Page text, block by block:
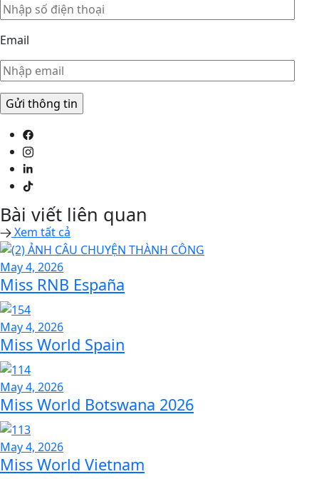
Email
Bài viết liên quan
Xem tất cả
May 4, 2026
Miss RNB España
May 4, 2026
Miss World Spain
May 4, 2026
Miss World Botswana 2026
May 4, 2026
Miss World Vietnam